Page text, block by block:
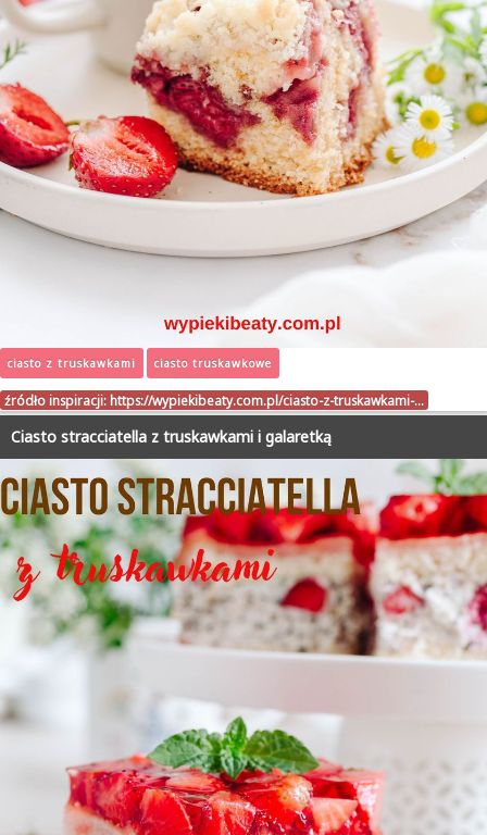
ciasto z truskawkami ciasto truskawkowe
źródło inspiracji: https://wypiekibeaty.com.pl/ciasto-z-truskawkami-…
Ciasto stracciatella z truskawkami i galaretką